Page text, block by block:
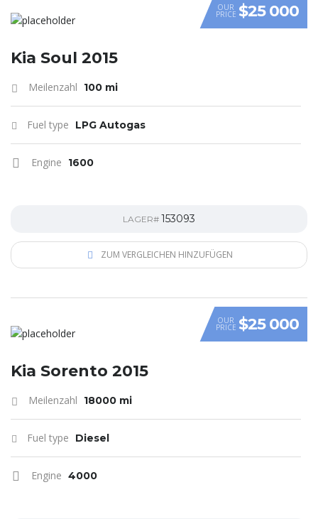
VIDEO
OUR
PRICE $25 000
Kia Soul 2015
Meilenzahl 100 mi
Fuel type LPG Autogas
Engine 1600
LAGER# 153093
ZUM VERGLEICHEN HINZUFÜGEN
OUR
PRICE $25 000
Kia Sorento 2015
Meilenzahl 18000 mi
Fuel type Diesel
Engine 4000